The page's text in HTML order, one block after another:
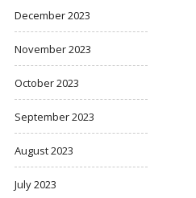
December 2023
November 2023
October 2023
September 2023
August 2023
July 2023